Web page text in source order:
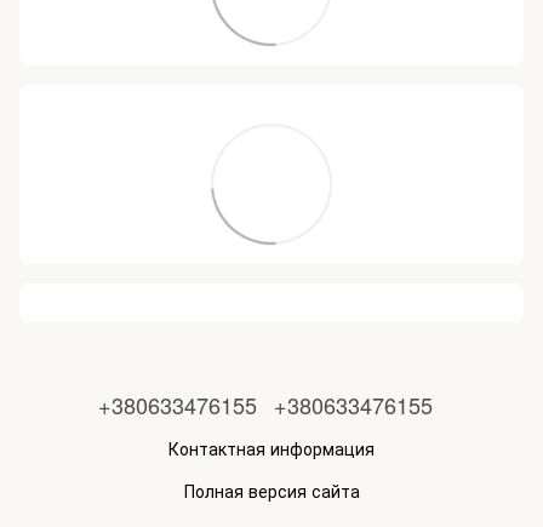
+380633476155 +380633476155
Контактная информация
Полная версия сайта